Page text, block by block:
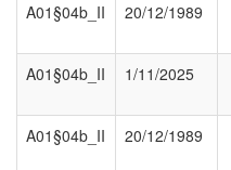
A01§04b_II
20/12/1989
A01§04b_II
1/11/2025
A01§04b_II
20/12/1989